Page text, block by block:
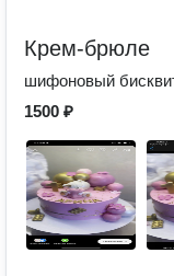
Крем-брюле
шифоновый
1500 ₽